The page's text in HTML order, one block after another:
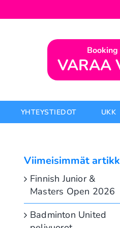
VARAA
YHTEYSTIEDOT UKK
Viimeisimmät
Finnish Junior &
Masters Open 2026
Badminton United